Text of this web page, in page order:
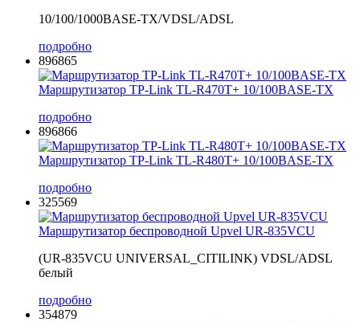
10/100/1000BASE-TX/VDSL/ADSL
подробно
896865
Маршрутизатор TP-Link TL-R470T+ 10/100BASE-TX
подробно
896866
Маршрутизатор TP-Link TL-R480T+ 10/100BASE-TX
подробно
325569
Маршрутизатор беспроводной Upvel UR-835VCU
(UR-835VCU UNIVERSAL_CITILINK) VDSL/ADSL
белый
подробно
354879